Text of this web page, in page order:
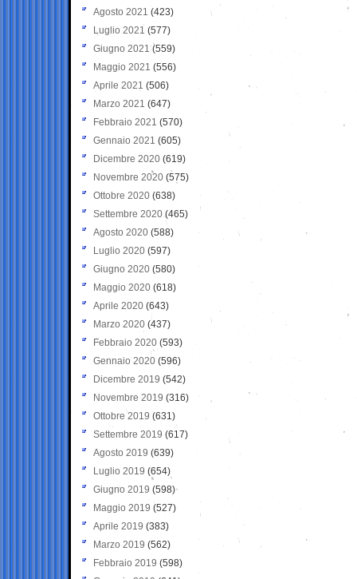
Agosto 2021 (423)
Luglio 2021 (577)
Giugno 2021(559)
Maggio 2021 (556)
Aprile 2021 (506)
Marzo 2021 (647)
Febbraio 2021 (570)
Gennaio 2021 (605)
Dicembre 2020 (619)
Novembre 2020 (575)
Ottobre 2020 (638)
Settembre 2020(465)
Agosto 2020 (588)
Luglio 2020 (597)
Giugno 2020 (580)
Maggio 2020 (618)
Aprile 2020 (643)
Marzo 2020 (437)
Febbraio 2020 (593)
Gennaio 2020 (596)
Dicembre 2019 (542)
Novembre 2019 (316)
Ottobre 2019 (631)
Settembre 2019 (617)
Agosto 2019 (639)
Luglio 2019 (654)
Giugno 2019 (598)
Maggio 2019 (527)
Aprile 2019 (383)
Marzo 2019 (562)
Febbraio 2019 (598)